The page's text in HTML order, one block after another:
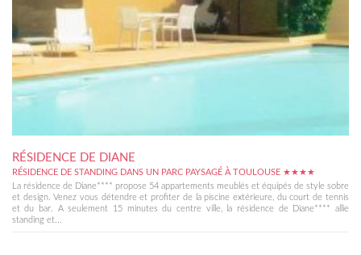
RÉSIDENCE DE DIANE
RÉSIDENCE DE STANDING DANS UN PARC PAYSAGÉ À TOULOUSE ★★★★
La résidence de Diane**** propose 54 appartements meublés et équipés de style sobre
et design. Venez vous détendre et profiter de la piscine extérieure, du court de tennis
et du bar. A seulement 15 minutes du centre ville, la résidence de Diane**** allie
standing et...